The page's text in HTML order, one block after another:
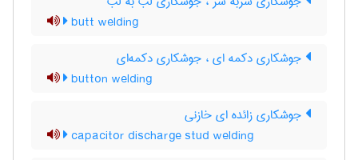
butt welding
جوشکاری دکمه ای ، جوشکاری دکمه‌ای
button welding
جوشکاری زائده ای خازنی
capacitor discharge stud welding